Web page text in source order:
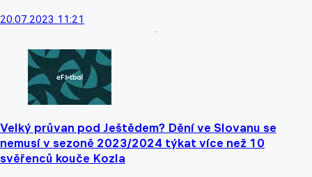
20.07.2023 11:21
Velký průvan pod Ještědem? Dění ve Slovanu se
nemusí v sezoně 2023/2024 týkat více než 10
svěřenců kouče Kozla